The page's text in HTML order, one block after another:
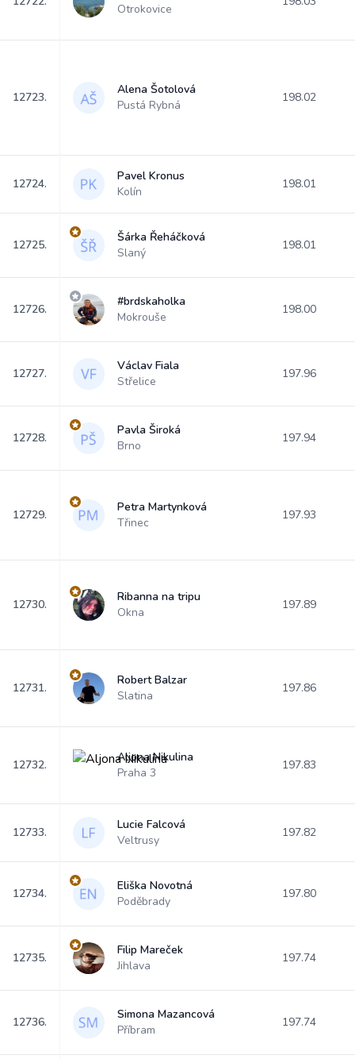
Otrokovice
12723.
Alena Šotolová
Pustá Rybná
198.02
12724.
Pavel Kronus
Kolín
198.01
12725.
Šárka Řeháčková
Slaný
198.01
12726.
#brdskaholka
Mokrouše
198.00
12727.
Václav Fiala
Střelice
197.96
12728.
Pavla Široká
Brno
197.94
12729.
Petra Martynková
Třinec
197.93
12730.
Ribanna na tripu
Okna
197.89
12731.
Robert Balzar
Slatina
197.86
12732.
Aljona Nikulina
Praha 3
197.83
12733.
Lucie Falcová
Veltrusy
197.82
12734.
Eliška Novotná
Poděbrady
197.80
12735.
Filip Mareček
Jihlava
197.74
12736.
Simona Mazancová
Příbram
197.74